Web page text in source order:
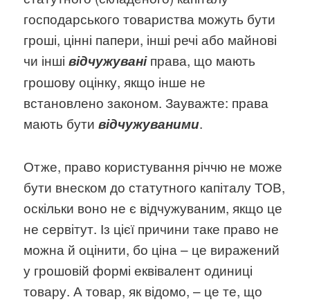
господарського товариства можуть бути
гроші, цінні папери, інші речі або майнові
чи іншівідчужуваніправа, що мають
грошову оцінку, якщо інше не
встановлено законом. Зауважте: права
мають бутивідчужуваними.
Отже, право користування річчю не може
бути внеском до статутного капіталу ТОВ,
оскільки воно не є відчужуваним, якщо це
не сервітут. Із цієї причини таке право не
можна й оцінити, бо ціна – це виражений
у грошовій формі еквівалент одиниці
товару. А товар, як відомо, – це те, що